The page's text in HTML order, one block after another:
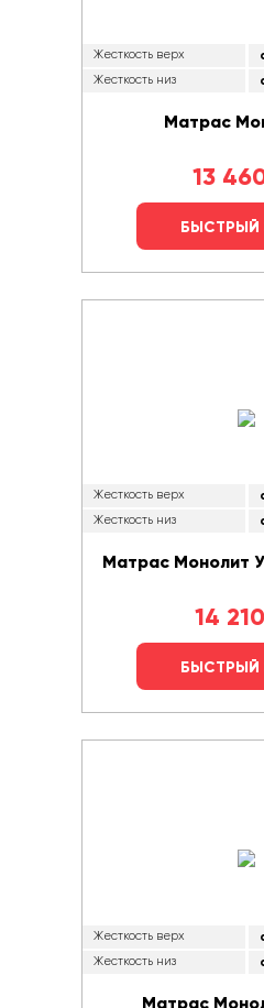
Жесткость верх
Жесткость низ
Матрас
13
БЫСТРЫЙ
Жесткость верх
Жесткость низ
Матрас Монолит
14 210
БЫСТРЫЙ
Жесткость верх
Жесткость низ
Матрас